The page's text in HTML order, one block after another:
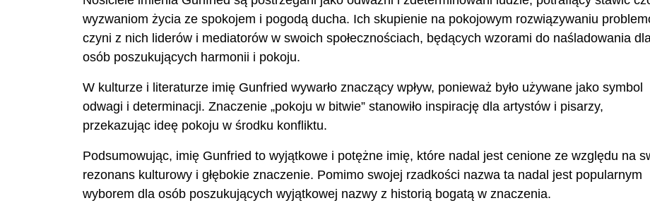
wyzwaniom życia ze spokojem i pogodą ducha. Ich skupienie na pokojowym rozwiązywaniu
czyni z nich liderów i mediatorów w swoich społecznościach, będących wzorami do naśladowania
osób poszukujących harmonii i pokoju.
W kulturze i literaturze imię Gunfried wywarło znaczący wpływ, ponieważ było używane jako symbol
odwagi i determinacji. Znaczenie „pokoju w bitwie” stanowiło inspirację dla artystów i pisarzy,
przekazując ideę pokoju w środku konfliktu.
Podsumowując, imię Gunfried to wyjątkowe i potężne imię, które nadal jest cenione ze względu na
rezonans kulturowy i głębokie znaczenie. Pomimo swojej rzadkości nazwa ta nadal jest popularnym
wyborem dla osób poszukujących wyjątkowej nazwy z historią bogatą w znaczenia.